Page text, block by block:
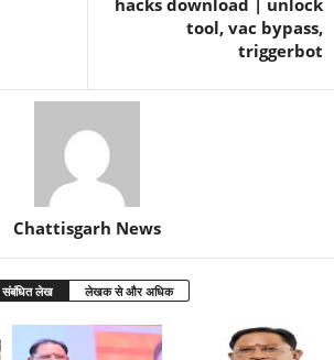
tool, vac bypass,
triggerbot
Chattisgarh News
संबंधित लेख लेखक से और अधिक